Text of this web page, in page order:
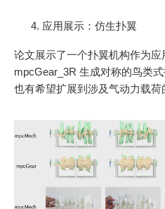
应用展示：仿生扑翼
论文展示了一个扑翼机构作为
mpcGear_3R 生成对称的鸟类
也有希望扩展到涉及气动力载荷